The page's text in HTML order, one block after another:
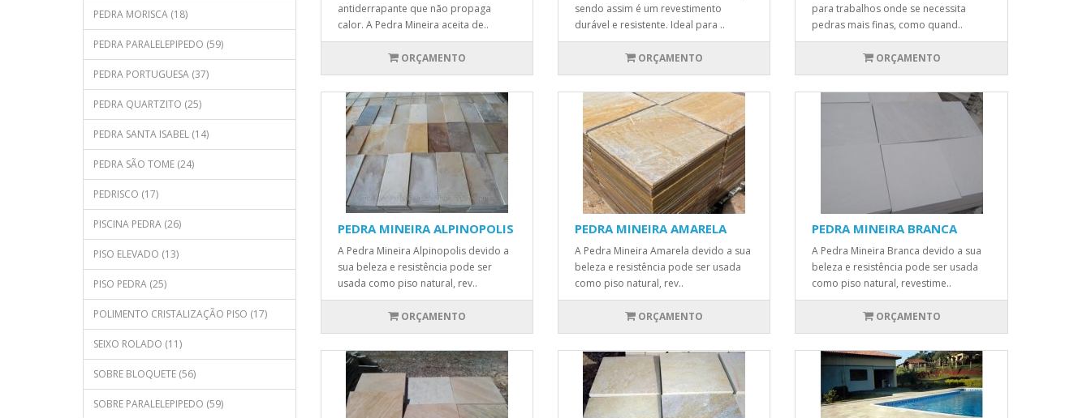
PEDRA MORISCA (18)
PEDRA PARALELEPIPEDO (59)
PEDRA PORTUGUESA (37)
PEDRA QUARTZITO (25)
PEDRA SANTA ISABEL (14)
PEDRA SÃO TOME (24)
PEDRISCO (17)
PISCINA PEDRA (26)
PISO ELEVADO (13)
PISO PEDRA (25)
POLIMENTO CRISTALIZAÇÃO PISO (17)
SEIXO ROLADO (11)
SOBRE BLOQUETE (56)
SOBRE PARALELEPIPEDO (59)
antiderrapante que não propaga
calor. A Pedra Mineira aceita de..
ORÇAMENTO
sendo assim é um revestimento
durável e resistente. Ideal para ..
ORÇAMENTO
para trabalhos onde se necessita
pedras mais finas, como quand..
ORÇAMENTO
PEDRA MINEIRA ALPINOPOLIS
A Pedra Mineira Alpinopolis devido a
sua beleza e resistência pode ser
usada como piso natural, rev..
ORÇAMENTO
PEDRA MINEIRA AMARELA
A Pedra Mineira Amarela devido a sua
beleza e resistência pode ser usada
como piso natural, rev..
ORÇAMENTO
PEDRA MINEIRA BRANCA
A Pedra Mineira Branca devido a sua
beleza e resistência pode ser usada
como piso natural, revestime..
ORÇAMENTO